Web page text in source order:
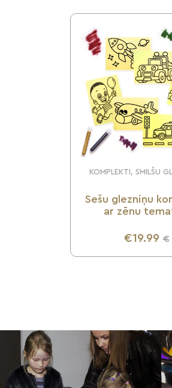
KOMPLEKTI, SMILŠU
Sešu glezniņu
ar zēnu
€19.99 €
UZZINI VAIRĀK